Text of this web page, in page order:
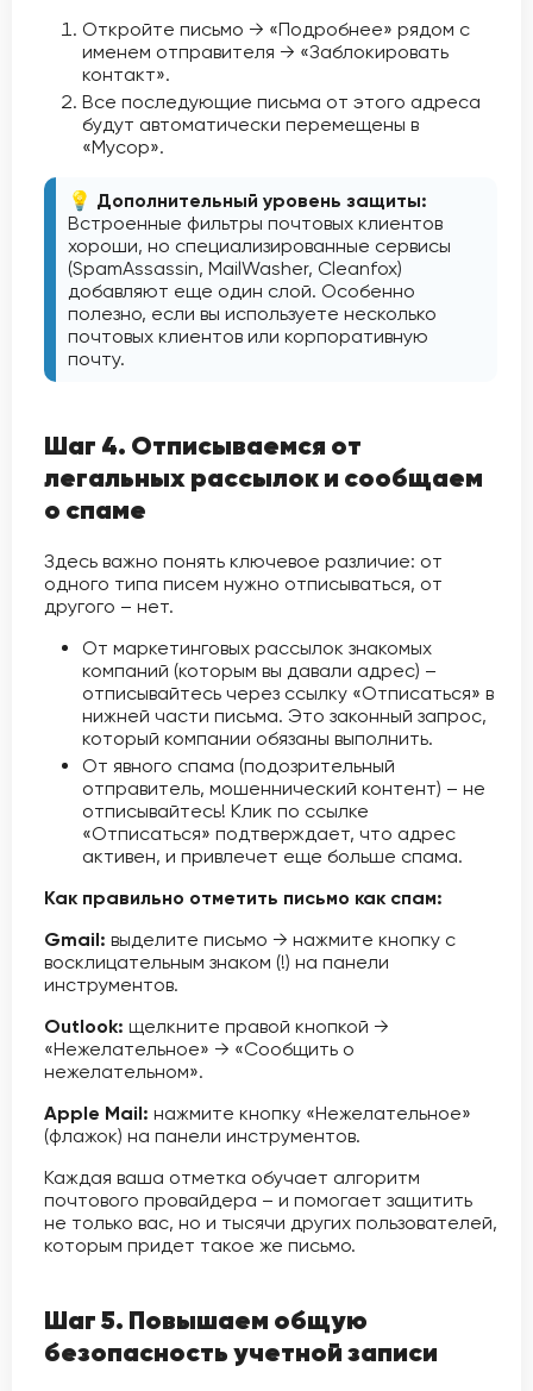
Откройте письмо → «Подробнее» рядом с
именем отправителя → «Заблокировать
контакт».
Все последующие письма от этого адреса
будут автоматически перемещены в
«Мусор».
💡 Дополнительный уровень защиты:
Встроенные фильтры почтовых клиентов
хороши, но специализированные сервисы
(SpamAssassin, MailWasher, Cleanfox)
добавляют еще один слой. Особенно
полезно, если вы используете несколько
почтовых клиентов или корпоративную
почту.
Шаг 4. Отписываемся от
легальных рассылок и сообщаем
о спаме
Здесь важно понять ключевое различие: от
одного типа писем нужно отписываться, от
другого – нет.
От маркетинговых рассылок знакомых
компаний (которым вы давали адрес) –
отписывайтесь через ссылку «Отписаться» в
нижней части письма. Это законный запрос,
который компании обязаны выполнить.
От явного спама (подозрительный
отправитель, мошеннический контент) – не
отписывайтесь! Клик по ссылке
«Отписаться» подтверждает, что адрес
активен, и привлечет еще больше спама.
Как правильно отметить письмо как спам:
Gmail: выделите письмо → нажмите кнопку с
восклицательным знаком (!) на панели
инструментов.
Outlook: щелкните правой кнопкой →
«Нежелательное» → «Сообщить о
нежелательном».
Apple Mail: нажмите кнопку «Нежелательное»
(флажок) на панели инструментов.
Каждая ваша отметка обучает алгоритм
почтового провайдера – и помогает защитить
не только вас, но и тысячи других пользователей,
которым придет такое же письмо.
Шаг 5. Повышаем общую
безопасность учетной записи